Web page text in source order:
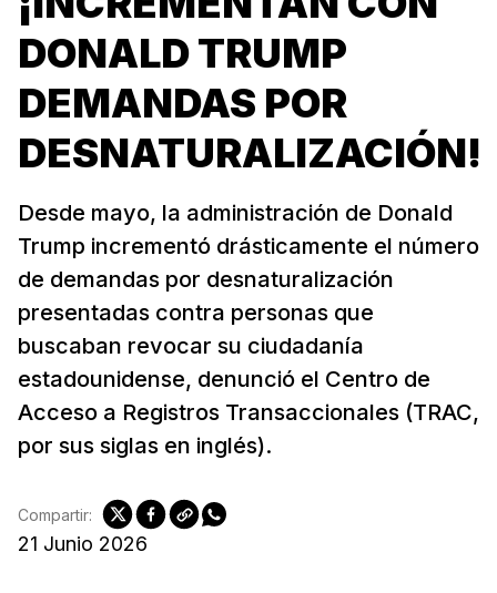
DONALD TRUMP
DEMANDAS POR
DESNATURALIZACIÓN!
Desde mayo, la administración de Donald
Trump incrementó drásticamente el número
de demandas por desnaturalización
presentadas contra personas que
buscaban revocar su ciudadanía
estadounidense, denunció el Centro de
Acceso a Registros Transaccionales (TRAC,
por sus siglas en inglés).
21 Junio 2026
Compartir: